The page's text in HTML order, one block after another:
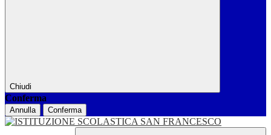
Chiudi
Conferma
Annulla Conferma